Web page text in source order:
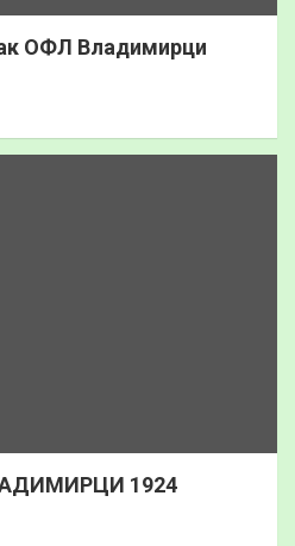
ОФЛ Владимирци
1924